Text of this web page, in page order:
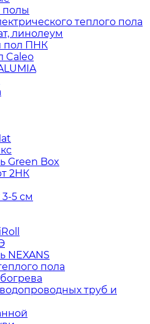
полы
теплого пола
линолеум
пол ПНК
Caleo
Green Box
2НК
5 см
NEXANS
пола
труб и